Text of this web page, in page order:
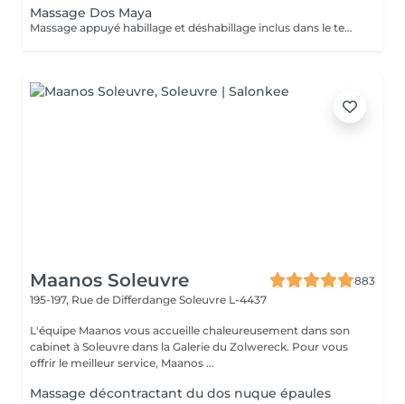
Massage Dos Maya
Massage appuyé habillage et déshabillage inclus dans le temps de prestation
Maanos Soleuvre
883
195-197, Rue de Differdange Soleuvre L-4437
L'équipe Maanos vous accueille chaleureusement dans son
cabinet à Soleuvre dans la Galerie du Zolwereck. Pour vous
offrir le meilleur service, Maanos ...
Massage décontractant du dos nuque épaules